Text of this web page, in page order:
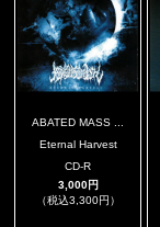
ABATED MASS ...
Eternal Harvest
CD-R
3,000円
（税込3,300円）